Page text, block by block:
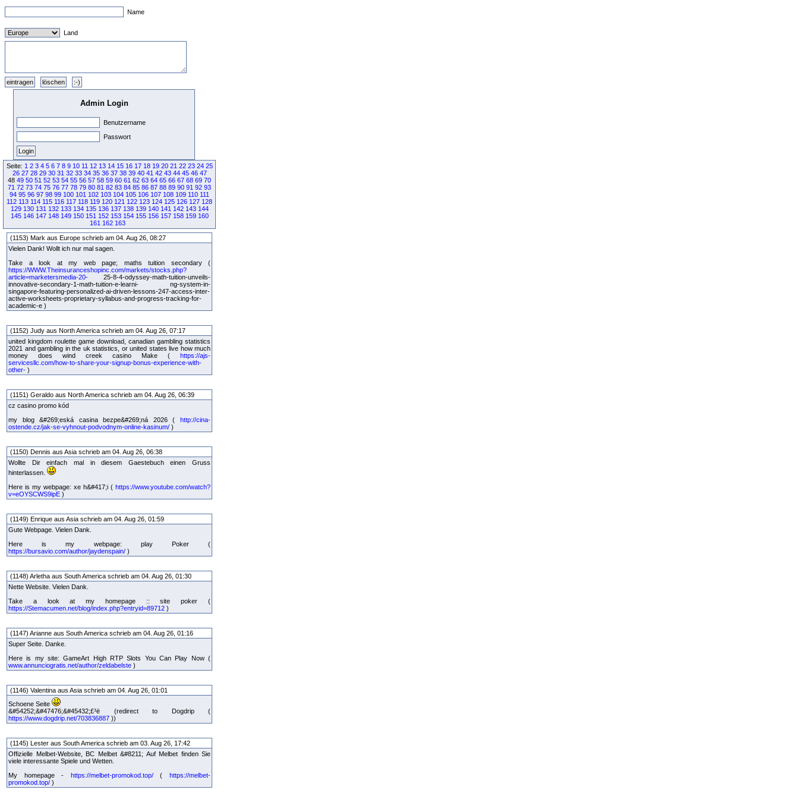
Name
Land
Admin Login
Benutzername
Passwort
Seite: 1 2 3 4 5 6 7 8 9 10 11 12 13 14 15 16 17 18 19 20 21 22 23 24 25
26 27 28 29 30 31 32 33 34 35 36 37 38 39 40 41 42 43 44 45 46 47
48 49 50 51 52 53 54 55 56 57 58 59 60 61 62 63 64 65 66 67 68 69 70
71 72 73 74 75 76 77 78 79 80 81 82 83 84 85 86 87 88 89 90 91 92 93
94 95 96 97 98 99 100 101 102 103 104 105 106 107 108 109 110 111
112 113 114 115 116 117 118 119 120 121 122 123 124 125 126 127 128
129 130 131 132 133 134 135 136 137 138 139 140 141 142 143 144
145 146 147 148 149 150 151 152 153 154 155 156 157 158 159 160
161 162 163
(1153) Mark aus Europe schrieb am 04. Aug 26, 08:27
Vielen Dank! Wollt ich nur mal sagen.
Take a look at my web page; maths tuition secondary (
https://WWW.Theinsuranceshopinc.com/markets/stocks.php?
article=marketersmedia-20- 25-8-4-odyssey-math-tuition-unveils-
innovative-secondary-1-math-tuition-e-learni- ng-system-in-
singapore-featuring-personalized-ai-driven-lessons-247-access-inter-
active-worksheets-proprietary-syllabus-and-progress-tracking-for-
academic-e )
(1152) Judy aus North America schrieb am 04. Aug 26, 07:17
united kingdom roulette game download, canadian gambling statistics
2021 and gambling in the uk statistics, or united states live how much
money does wind creek casino Make ( https://ajs-
servicesllc.com/how-to-share-your-signup-bonus-experience-with-
other- )
(1151) Geraldo aus North America schrieb am 04. Aug 26, 06:39
cz casino promo kód
my blog &#269;eská casina bezpe&#269;ná 2026 ( http://cina-
ostende.cz/jak-se-vyhnout-podvodnym-online-kasinum/ )
(1150) Dennis aus Asia schrieb am 04. Aug 26, 06:38
Wollte Dir einfach mal in diesem Gaestebuch einen Gruss
hinterlassen.
Here is my webpage: xe h&#417;i ( https://www.youtube.com/watch?
v=eOYSCWS9ipE )
(1149) Enrique aus Asia schrieb am 04. Aug 26, 01:59
Gute Webpage. Vielen Dank.
Here is my webpage: play Poker (
https://bursavio.com/author/jaydenspain/ )
(1148) Arletha aus South America schrieb am 04. Aug 26, 01:30
Nette Website. Vielen Dank.
Take a look at my homepage :: site poker (
https://Stemacumen.net/blog/index.php?entryid=89712 )
(1147) Arianne aus South America schrieb am 04. Aug 26, 01:16
Super Seite. Danke.
Here is my site: GameArt High RTP Slots You Can Play Now (
www.annunciogratis.net/author/zeldabelste )
(1146) Valentina aus Asia schrieb am 04. Aug 26, 01:01
Schoene Seite
&#54252;&#47476;&#45432;£³ë (redirect to Dogdrip (
https://www.dogdrip.net/703836887 ))
(1145) Lester aus South America schrieb am 03. Aug 26, 17:42
Offizielle Melbet-Website, BC Melbet &#8211; Auf Melbet finden Sie
viele interessante Spiele und Wetten.
My homepage - https://melbet-promokod.top/(https://melbet-
promokod.top/ )